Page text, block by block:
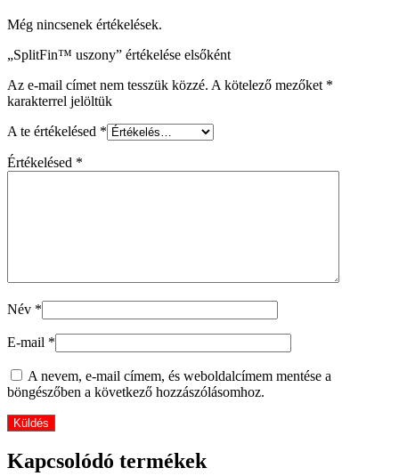
Még nincsenek értékelések.
„SplitFin™ uszony” értékelése elsőként
Az e-mail címet nem tesszük közzé. A kötelező mezőket *
karakterrel jelöltük
A te értékelésed *
Értékelésed *
Név *
E-mail *
A nevem, e-mail címem, és weboldalcímem mentése a
böngészőben a következő hozzászólásomhoz.
Kapcsolódó termékek